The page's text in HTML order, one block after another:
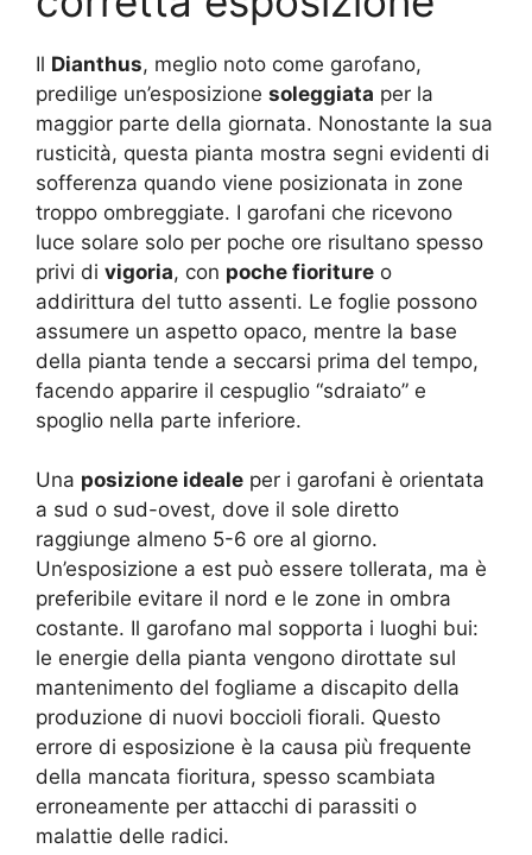
Il Dianthus, meglio noto come garofano,
predilige un’esposizione soleggiata per la
maggior parte della giornata. Nonostante la sua
rusticità, questa pianta mostra segni evidenti di
sofferenza quando viene posizionata in zone
troppo ombreggiate. I garofani che ricevono
luce solare solo per poche ore risultano spesso
privi di vigoria, con poche fioriture o
addirittura del tutto assenti. Le foglie possono
assumere un aspetto opaco, mentre la base
della pianta tende a seccarsi prima del tempo,
facendo apparire il cespuglio “sdraiato” e
spoglio nella parte inferiore.
Una posizione ideale per i garofani è orientata
a sud o sud-ovest, dove il sole diretto
raggiunge almeno 5-6 ore al giorno.
Un’esposizione a est può essere tollerata, ma è
preferibile evitare il nord e le zone in ombra
costante. Il garofano mal sopporta i luoghi bui:
le energie della pianta vengono dirottate sul
mantenimento del fogliame a discapito della
produzione di nuovi boccioli fiorali. Questo
errore di esposizione è la causa più frequente
della mancata fioritura, spesso scambiata
erroneamente per attacchi di parassiti o
malattie delle radici.